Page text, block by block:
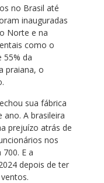
no Brasil até
inauguradas
Norte e na
como o
55% da
praiana, o
sua fábrica
ano. A brasileira
prejuízo atrás de
nos
E a
depois de ter